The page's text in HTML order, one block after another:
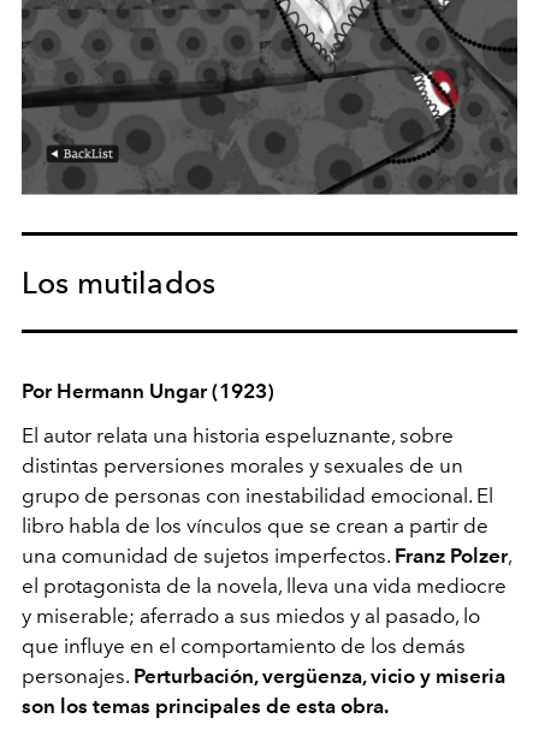
Los mutilados
Por Hermann Ungar (1923)
El autor relata una historia espeluznante, sobre
distintas perversiones morales y sexuales de un
grupo de personas con inestabilidad emocional. El
libro habla de los vínculos que se crean a partir de
una comunidad de sujetos imperfectos. Franz Polzer,
el protagonista de la novela, lleva una vida mediocre
y miserable; aferrado a sus miedos y al pasado, lo
que influye en el comportamiento de los demás
personajes. Perturbación, vergüenza, vicio y miseria
son los temas principales de esta obra.